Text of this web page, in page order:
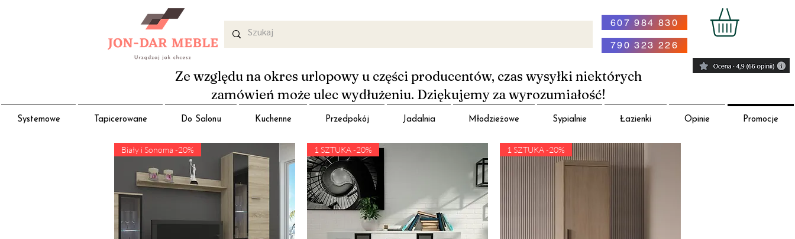
607 984 830
790 323 226
Ze względu na okres urlopowy u części producentów, czas wysyłki niektórych
zamówień może ulec wydłużeniu. Dziękujemy za wyrozumiałość!
Systemowe Tapicerowane Do Salonu Kuchenne Przedpokój Jadalnia Młodzieżowe Sypialnie Łazienki Opinie Promocje
Biały i Sonoma -20% 1 SZTUKA -20% 1 SZTUKA -20%